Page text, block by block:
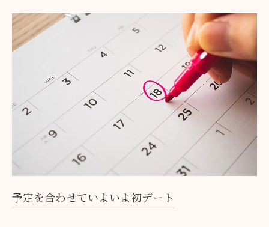
予定を合わせていよいよ初デート